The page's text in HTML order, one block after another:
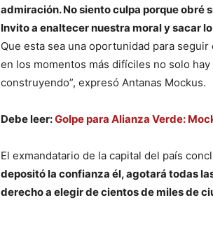
admiración. No siento culpa porque obré
Invito a enaltecer nuestra moral y sacar
Que esta sea una oportunidad para
en los momentos más difíciles no solo
construyendo”, expresó Antanas Mockus.
Debe leer:Golpe para Alianza Verde:
El exmandatario de la capital del país
depositó la confianza él, agotará todas
derecho a elegir de cientos de miles de